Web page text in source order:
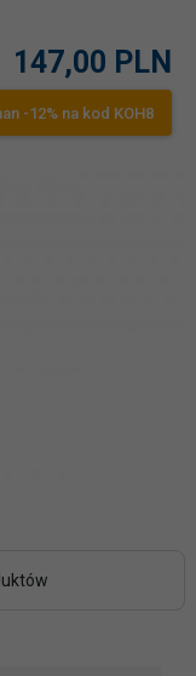
147,00 PLN
-12% na kod KOH8